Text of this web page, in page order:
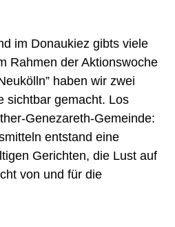
im Donaukiez gibts viele
Rahmen der Aktionswoche
haben wir zwei
sichtbar gemacht. Los
Genezareth-Gemeinde:
entstand eine
Gerichten, die Lust auf
von und für die